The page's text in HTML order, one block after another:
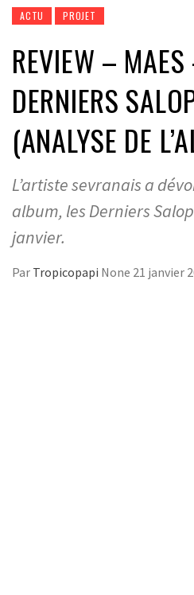
ACTU PROJET
REVIEW –
DERNIERS
(ANALYSE DE
L’artiste sevranais a
album, les Derniers
janvier.
Par Tropicopapi None 21 janvier